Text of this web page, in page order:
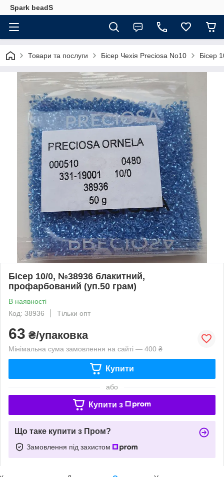
Spark beadS
Товари та послуги Бісер Чехія Preciosa No10 Бісер
Бісер 10/0, №38936 блакитний,
профарбований (уп.50 грам)
В наявності
Код: 38936
Тільки опт
63 ₴/упаковка
Мінімальна сума замовлення на сайті — 400 ₴
Купити
або
Купити з
Що таке купити з Пром?
Замовлення під захистом